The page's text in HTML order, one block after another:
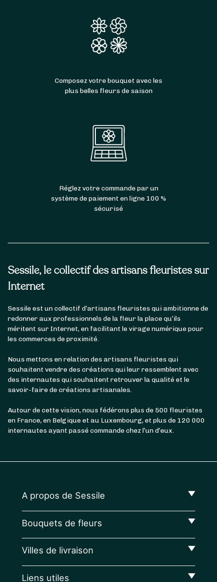
Sessile, le collectif des artisans fleuristes sur
Internet
Sessile est un collectif d’artisans fleuristes qui ambitionne de
redonner aux professionnels de la fleur la place qu’ils
méritent sur Internet, en facilitant le virage numérique pour
les commerces de proximité.
Nous mettons en relation des artisans fleuristes qui
souhaitent vendre des créations qui leur ressemblent avec
des internautes qui souhaitent retrouver la qualité et le
savoir-faire de créations artisanales.
Autour de cette vision, nous fédérons plus de 500 fleuristes
en France, en Belgique et au Luxembourg, et plus de 120 000
internautes ayant passé commande chez l’un d’eux.
Composez votre bouquet avec les
plus belles fleurs de saison
Réglez votre commande par un
système de paiement en ligne 100 %
sécurisé
A propos de Sessile
Bouquets de fleurs
Villes de livraison
Liens utiles